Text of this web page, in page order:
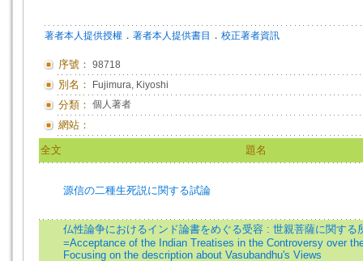
著者本人提供授權 ． 著者本人提供書目 ． 校正著者資訊
序號： 98718
別名： Fujimura, Kiyoshi
分類： 個人著者
網站：
全文 題名
源信の二種生死説に関する試論
仏性論争におけるインド論書をめぐる受容 : 世親菩薩に関する
=Acceptance of the Indian Treatises in the Controversy over
Focusing on the description about Vasubandhu's Views